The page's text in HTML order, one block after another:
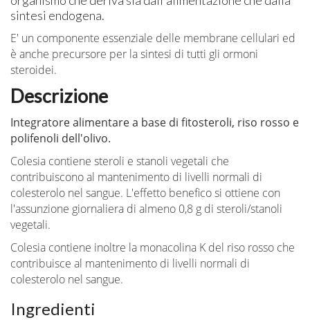
sintesi endogena.
E' un componente essenziale delle membrane cellulari ed
è anche precursore per la sintesi di tutti gli ormoni
steroidei.
Descrizione
Integratore alimentare a base di fitosteroli, riso rosso e
polifenoli dell'olivo.
Colesia contiene steroli e stanoli vegetali che
contribuiscono al mantenimento di livelli normali di
colesterolo nel sangue. L'effetto benefico si ottiene con
l'assunzione giornaliera di almeno 0,8 g di steroli/stanoli
vegetali.
Colesia contiene inoltre la monacolina K del riso rosso che
contribuisce al mantenimento di livelli normali di
colesterolo nel sangue.
Ingredienti